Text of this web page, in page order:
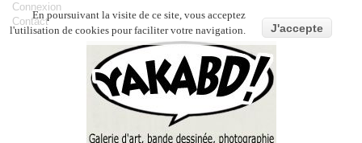
Connexion
Contact
En poursuivant la visite de ce site, vous acceptez
l'utilisation de cookies pour faciliter votre navigation.
J'accepte